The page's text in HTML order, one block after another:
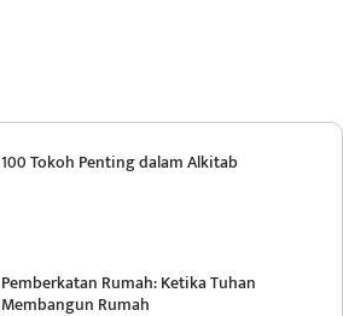
100 Tokoh Penting dalam Alkitab
Pemberkatan Rumah: Ketika Tuhan
Membangun Rumah